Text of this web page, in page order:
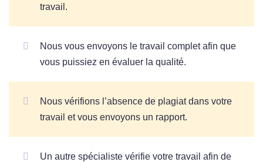
travail.
Nous vous envoyons le travail complet afin que
vous puissiez en évaluer la qualité.
Nous vérifions l’absence de plagiat dans votre
travail et vous envoyons un rapport.
Un autre spécialiste vérifie votre travail afin de